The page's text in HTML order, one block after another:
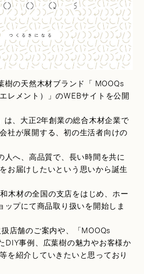
樹の天然木材ブランド「 MOOQs
レメント）」のWEBサイトを公開
は、大正2年創業の総合木材企業で
社が展開する、初の生活者向けの
人へ、高品質で、長い時間を共に
お届けしたいという思いから誕生
木材の全国の支店をはじめ、ホー
ップにて商品取り扱いを開始しま
店舗のご案内や、「MOOQs
DIY事例、広葉樹の魅力やお客様か
を紹介していきたいと思っており